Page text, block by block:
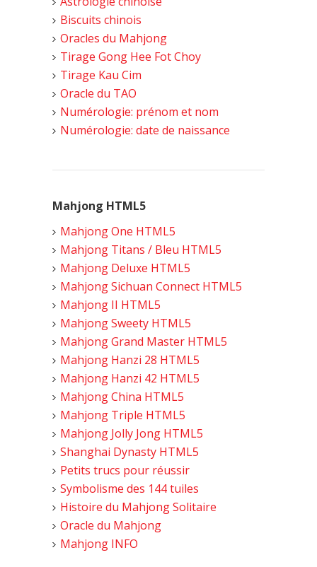
Biscuits chinois
Oracles du Mahjong
Tirage Gong Hee Fot Choy
Tirage Kau Cim
Oracle du TAO
Numérologie: prénom et nom
Numérologie: date de naissance
Mahjong HTML5
Mahjong One HTML5
Mahjong Titans / Bleu HTML5
Mahjong Deluxe HTML5
Mahjong Sichuan Connect HTML5
Mahjong II HTML5
Mahjong Sweety HTML5
Mahjong Grand Master HTML5
Mahjong Hanzi 28 HTML5
Mahjong Hanzi 42 HTML5
Mahjong China HTML5
Mahjong Triple HTML5
Mahjong Jolly Jong HTML5
Shanghai Dynasty HTML5
Petits trucs pour réussir
Symbolisme des 144 tuiles
Histoire du Mahjong Solitaire
Oracle du Mahjong
Mahjong INFO